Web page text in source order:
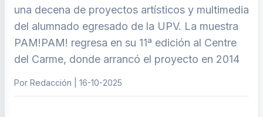
una decena de proyectos artísticos y multimedia
del alumnado egresado de la UPV. La muestra
PAM!PAM! regresa en su 11ª edición al Centre
del Carme, donde arrancó el proyecto en 2014
Por Redacción | 16-10-2025